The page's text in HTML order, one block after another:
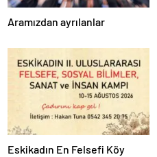
Aramızdan ayrılanlar
Eskikadın En Felsefi Köy